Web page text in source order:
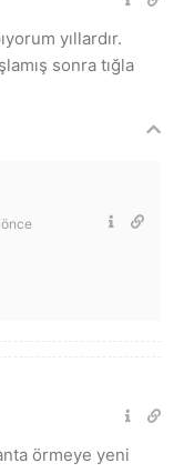
yıllardır.
sonra tığla
önce
örmeye yeni